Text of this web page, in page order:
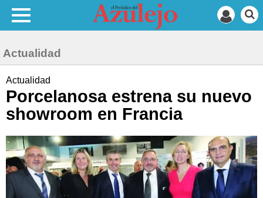
Actualidad
Actualidad
Porcelanosa estrena su nuevo
showroom en Francia